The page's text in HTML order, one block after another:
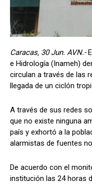
Caracas, 30 Jun. AVN.-
e Hidrología (Inameh)
circulan a través de las
llegada de un ciclón
A través de sus redes
que no existe ninguna
país y exhortó a la
alarmistas de fuentes
De acuerdo con el
institución las 24 horas